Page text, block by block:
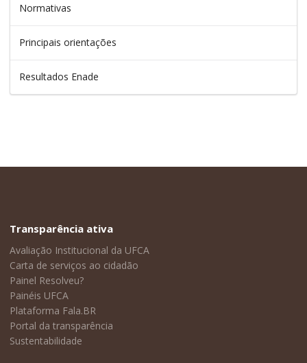
Normativas
Principais orientações
Resultados Enade
Transparência ativa
Avaliação Institucional da UFCA
Carta de serviços ao cidadão
Painel Resolveu?
Painéis UFCA
Plataforma Fala.BR
Portal da transparência
Sustentabilidade